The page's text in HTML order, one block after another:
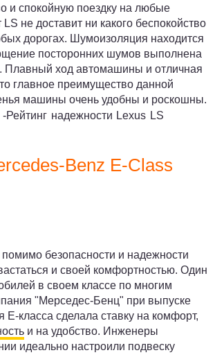
и спокойную поездку на любые
не доставит ни какого беспокойство
дорогах. Шумоизоляция находится
посторонних шумов выполнена
Плавный ход автомашины и отличная
главное преимущество данной
машины очень удобны и роскошны.
-Рейтинг надежности Lexus LS
Benz E-Class
безопасности и надежности
и своей комфортностью. Один
в своем классе по многим
"Мерседес-Бенц" при выпуске
Е-класса сделала ставку на комфорт,
и на удобство. Инженеры
идеально настроили подвеску